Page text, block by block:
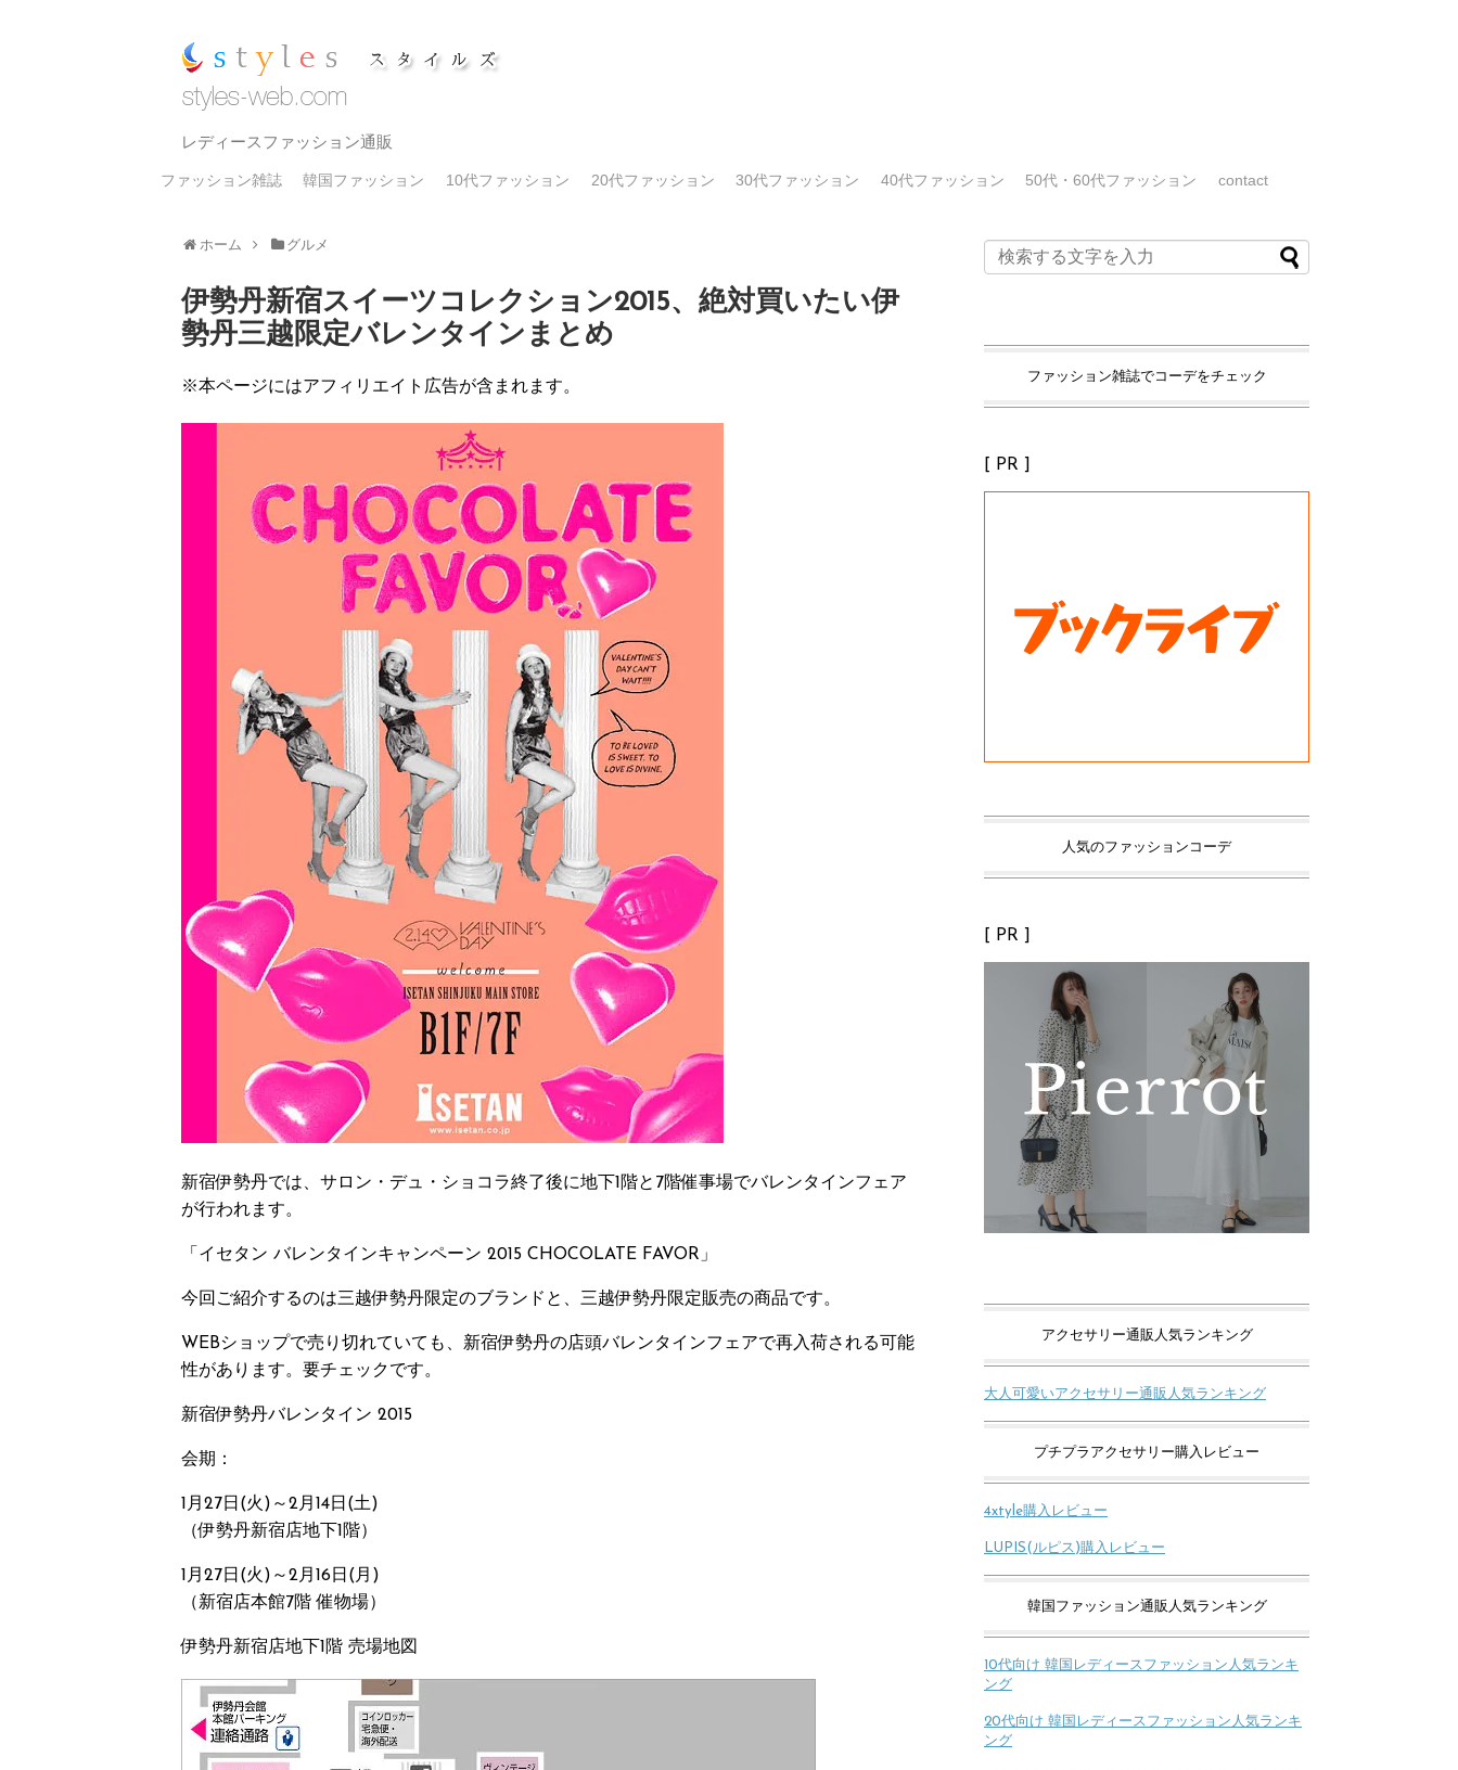
レディースファッション通販
ファッション雑誌 韓国ファッション 10代ファッション 20代ファッション 30代ファッション 40代ファッション 50代・60代ファッション contact
ホーム グルメ
伊勢丹新宿スイーツコレクション2015、絶対買いたい伊
勢丹三越限定バレンタインまとめ
※本ページにはアフィリエイト広告が含まれます。
新宿伊勢丹では、サロン・デュ・ショコラ終了後に地下1階と7階催事場でバレンタインフェア
が行われます。
「イセタン バレンタインキャンペーン 2015 CHOCOLATE FAVOR」
今回ご紹介するのは三越伊勢丹限定のブランドと、三越伊勢丹限定販売の商品です。
WEBショップで売り切れていても、新宿伊勢丹の店頭バレンタインフェアで再入荷される可能
性があります。要チェックです。
新宿伊勢丹バレンタイン 2015
会期：
1月27日(火)～2月14日(土)
（伊勢丹新宿店地下1階）
1月27日(火)～2月16日(月)
（新宿店本館7階 催物場）
伊勢丹新宿店地下1階 売場地図
ファッション雑誌でコーデをチェック
[ PR ]
人気のファッションコーデ
[ PR ]
アクセサリー通販人気ランキング
大人可愛いアクセサリー通販人気ランキング
プチプラアクセサリー購入レビュー
4xtyle購入レビュー
LUPIS(ルピス)購入レビュー
韓国ファッション通販人気ランキング
10代向け 韓国レディースファッション人気ランキ
ング
20代向け 韓国レディースファッション人気ランキ
ング